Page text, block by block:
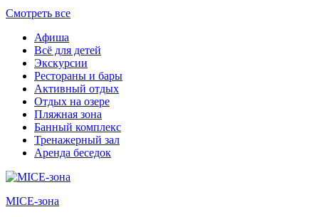
Смотреть все
Афиша
Всё для детей
Экскурсии
Рестораны и бары
Активный отдых
Отдых на озере
Пляжная зона
Банный комплекс
Тренажерный зал
Аренда беседок
MICE-зона